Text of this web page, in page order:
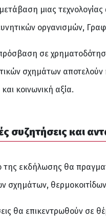
μιας τεχνολογίας
οργανισμών,
σε
σχημάτων
κοινωνική αξία.
συζητήσεις και
της εκδήλωσης θα
σχημάτων,
θα επικεντρωθούν σε